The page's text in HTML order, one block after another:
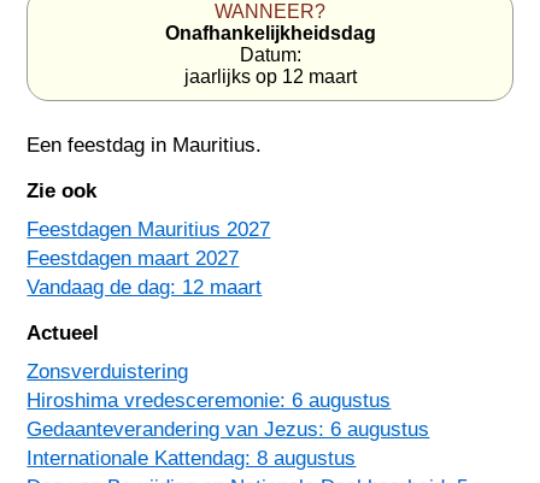
WANNEER?
Onafhankelijkheidsdag
Datum:
jaarlijks op 12 maart
Een feestdag in Mauritius.
Zie ook
Feestdagen Mauritius 2027
Feestdagen maart 2027
Vandaag de dag: 12 maart
Actueel
Zonsverduistering
Hiroshima vredesceremonie: 6 augustus
Gedaanteverandering van Jezus: 6 augustus
Internationale Kattendag: 8 augustus